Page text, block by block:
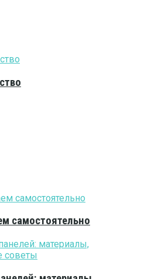
самостоятельно